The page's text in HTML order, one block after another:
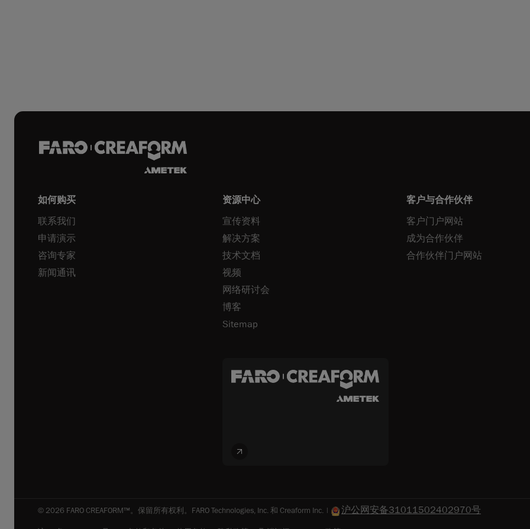
如何购买
联系我们
申请演示
咨询专家
新闻通讯
资源中心
宣传资料
解决方案
技术文档
视频
网络研讨会
博客
Sitemap
客户与合作伙伴
客户门户网站
成为合作伙伴
合作伙伴门户网站
© 2026 FARO CREAFORM™。保留所有权利。FARO Technologies, Inc. 和 Creaform Inc. | 沪公网安备31011502402970号